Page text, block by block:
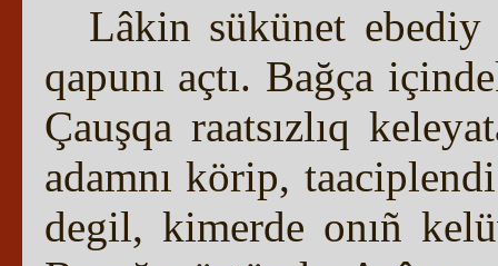
Lâkin sükünet
qapunı açtı. Bağça
Çauşqa raatsızlıq
adamnı körip,
degil, kimerde onıñ